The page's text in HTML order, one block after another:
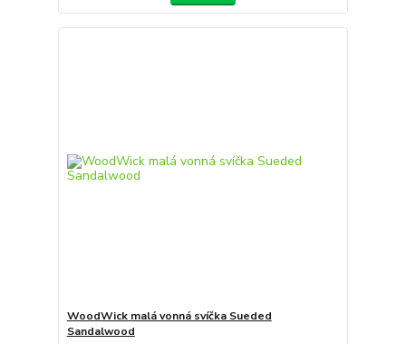
WoodWick malá vonná svíčka Sueded
Sandalwood